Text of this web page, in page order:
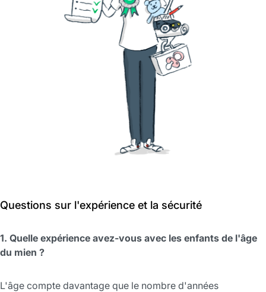
Questions sur l'expérience et la sécurité
1. Quelle expérience avez-vous avec les enfants de l'âge
du mien ?
L'âge compte davantage que le nombre d'années